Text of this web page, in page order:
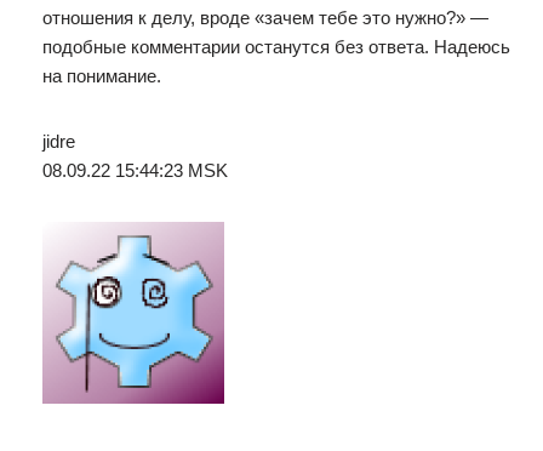
отношения к делу, вроде «зачем тебе это нужно?» —
подобные комментарии останутся без ответа. Надеюсь
на понимание.
jidre
08.09.22 15:44:23 MSK